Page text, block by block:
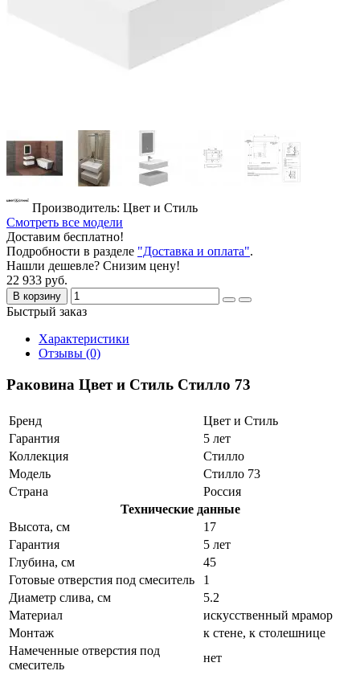
Производитель: Цвет и Стиль
Смотреть все модели
Доставим бесплатно!
Подробности в разделе "Доставка и оплата".
Нашли дешевле? Снизим цену!
22 933 руб.
В корзину
Быстрый заказ
Характеристики
Отзывы (0)
Раковина Цвет и Стиль Стилло 73
Бренд
Цвет и Стиль
Гарантия
5 лет
Коллекция
Стилло
Модель
Стилло 73
Страна
Россия
Технические данные
Высота, см
17
Гарантия
5 лет
Глубина, см
45
Готовые отверстия под смеситель
1
Диаметр слива, см
5.2
Материал
искусственный мрамор
Монтаж
к стене, к столешнице
Намеченные отверстия под
смеситель
нет